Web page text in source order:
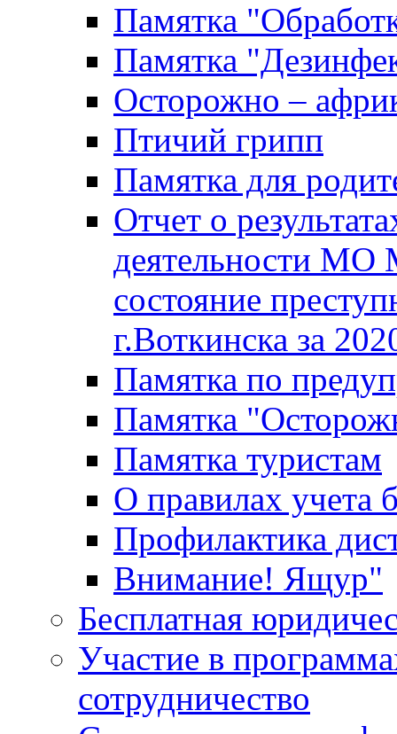
Памятка
Памятка
Осторожно –
Птичий грипп
Памятка для
Отчет о
деятельности МО
состояние
г.Воткинска за
Памятка по
Памятка
Памятка туристам
О правилах учета
Профилактика
Внимание! Ящур"
Бесплатная
Участие в
сотрудничество